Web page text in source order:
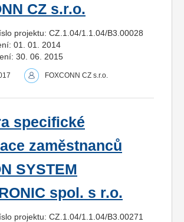
CZ s.r.o.
projektu: CZ.1.04/1.1.04/B3.00028
01. 01. 2014
30. 06. 2015
FOXCONN CZ s.r.o.
specifické
zaměstnanců
SYSTEM
spol. s r.o.
projektu: CZ.1.04/1.1.04/B3.00271